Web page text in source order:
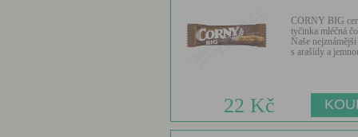
CORNY BIG
tyčinka mléčná
Naše
s arašídy a
22 Kč